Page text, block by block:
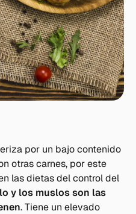
por un bajo contenido
otras carnes, por este
las dietas del control del
y los muslos son las
. Tiene un elevado